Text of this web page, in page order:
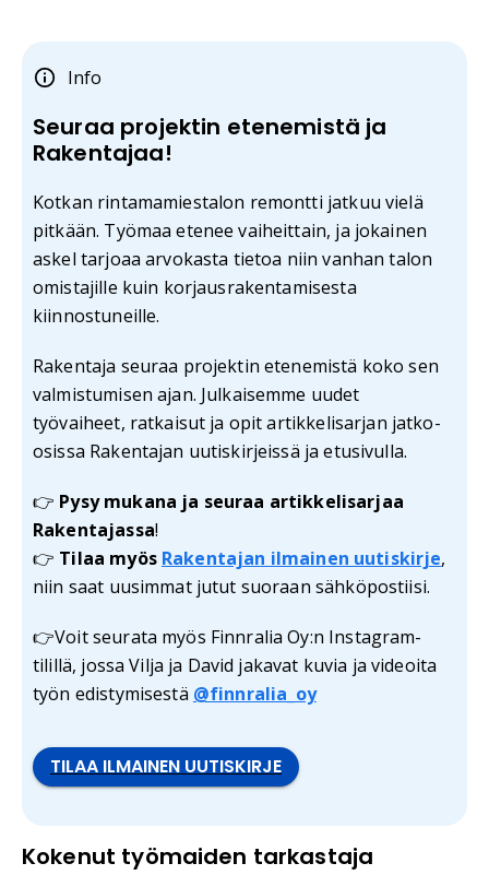
Info
Seuraa projektin etenemistä ja
Rakentajaa!
Kotkan rintamamiestalon remontti jatkuu vielä
pitkään. Työmaa etenee vaiheittain, ja jokainen
askel tarjoaa arvokasta tietoa niin vanhan talon
omistajille kuin korjausrakentamisesta
kiinnostuneille.
Rakentaja seuraa projektin etenemistä koko sen
valmistumisen ajan. Julkaisemme uudet
työvaiheet, ratkaisut ja opit artikkelisarjan jatko-
osissa Rakentajan uutiskirjeissä ja etusivulla.
👉 Pysy mukana ja seuraa artikkelisarjaa
Rakentajassa!
👉 Tilaa myös Rakentajan ilmainen uutiskirje,
niin saat uusimmat jutut suoraan sähköpostiisi.
👉Voit seurata myös Finnralia Oy:n Instagram-
tilillä, jossa Vilja ja David jakavat kuvia ja videoita
työn edistymisestä @finnralia_oy
TILAA ILMAINEN UUTISKIRJE
Kokenut työmaiden tarkastaja